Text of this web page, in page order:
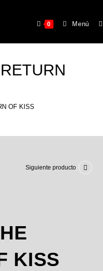
0 Menú
OF KISS
Siguiente producto
KISS